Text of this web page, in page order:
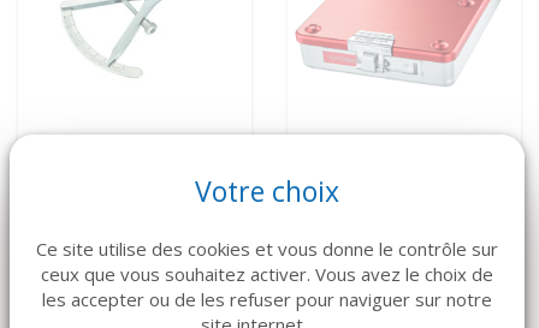
KOHLER
COMPAS DE
POSITION CASTRO
USTOMED
CONTAINER ALU, DE
STÉRILISATION.
Votre choix
Ce site utilise des cookies et vous donne le contrôle sur
ceux que vous souhaitez activer. Vous avez le choix de
les accepter ou de les refuser pour naviguer sur notre